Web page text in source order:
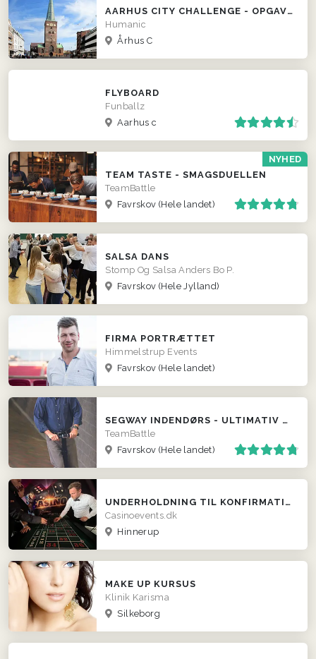
AARHUS CITY CHALLENGE - OPGAVER OG UDFORDRINGER
Humanic
Århus C
FLYBOARD
Funballz
Aarhus c
NYHED
TEAM TASTE - SMAGSDUELLEN
TeamBattle
Favrskov (Hele landet)
SALSA DANS
Stomp Og Salsa Anders Bo P.
Favrskov (Hele Jylland)
FIRMA PORTRÆTTET
Himmelstrup Events
Favrskov (Hele landet)
SEGWAY INDENDØRS - ULTIMATIV POLTERABEND EVENT
TeamBattle
Favrskov (Hele landet)
UNDERHOLDNING TIL KONFIRMATION - LEJ ET CASINO!
Casinoevents.dk
Hinnerup
MAKE UP KURSUS
Klinik Karisma
Silkeborg